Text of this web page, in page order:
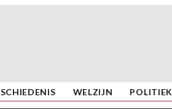
WELZIJN POLITIEK